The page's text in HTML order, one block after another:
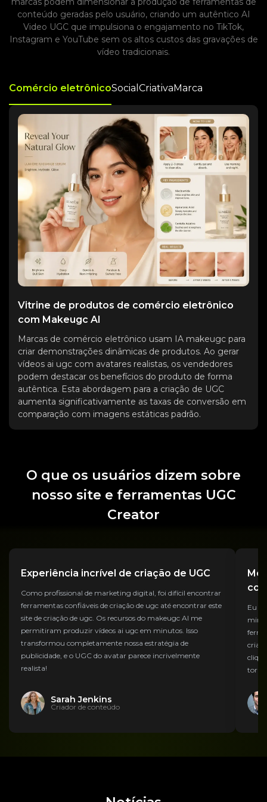
conteúdo geradas pelo usuário, criando um autêntico AI
Video UGC que impulsiona o engajamento no TikTok,
Instagram e YouTube sem os altos custos das gravações de
vídeo tradicionais.
Comércio eletrônicoSocial CriativaMarca
Vitrine de produtos de comércio eletrônico
com Makeugc AI
Marcas de comércio eletrônico usam IA makeugc para
criar demonstrações dinâmicas de produtos. Ao gerar
vídeos ai ugc com avatares realistas, os vendedores
podem destacar os benefícios do produto de forma
autêntica. Esta abordagem para a criação de UGC
aumenta significativamente as taxas de conversão em
comparação com imagens estáticas padrão.
O que os usuários dizem sobre
nosso site e ferramentas UGC
Creator
Experiência incrível de criação de UGC
Como profissional de marketing digital, foi difícil encontrar
ferramentas confiáveis ​​de criação de ugc até encontrar este
site de criação de ugc. Os recursos do makeugc AI me
permitiram produzir vídeos ai ugc em minutos. Isso
transformou completamente nossa estratégia de
publicidade, e o UGC do avatar parece incrivelmente
realista!
Sarah Jenkins
Criador de conteúdo
Eu